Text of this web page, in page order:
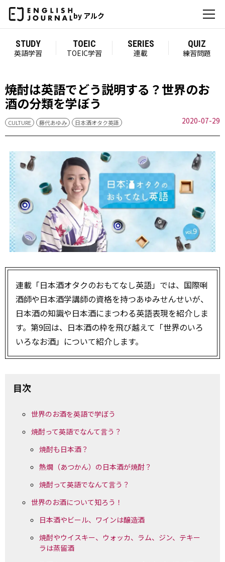
by アルク
STUDY
英語学習
TOEIC
TOEIC学習
SERIES
連載
QUIZ
練習問題
焼酎は英語でどう説明する？世界のお
酒の分類を学ぼう
CULTURE 藤代あゆみ 日本酒オタク英語 2020-07-29
連載「日本酒オタクのおもてなし英語」では、国際唎
酒師や日本酒学講師の資格を持つあゆみせんせいが、
日本酒の知識や日本酒にまつわる英語表現を紹介しま
す。第9回は、日本酒の枠を飛び越えて「世界のいろ
いろなお酒」について紹介します。
目次
世界のお酒を英語で学ぼう
焼酎って英語でなんて言う？
焼酎も日本酒？
熱燗（あつかん）の日本酒が焼酎？
焼酎って英語でなんて言う？
世界のお酒について知ろう！
日本酒やビール、ワインは醸造酒
焼酎やウイスキー、ウォッカ、ラム、ジン、テキー
ラは蒸留酒